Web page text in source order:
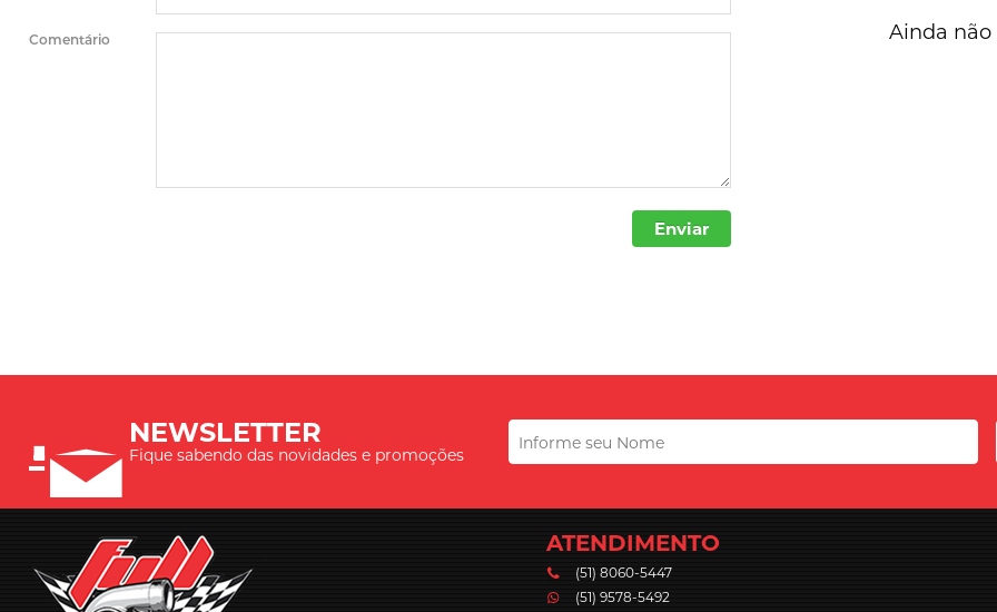
Comentário
Enviar
Ainda
NEWSLETTER
Fique sabendo das novidades e promoções
ATENDIMENTO
(51) 8060-5447
(51) 9578-5492